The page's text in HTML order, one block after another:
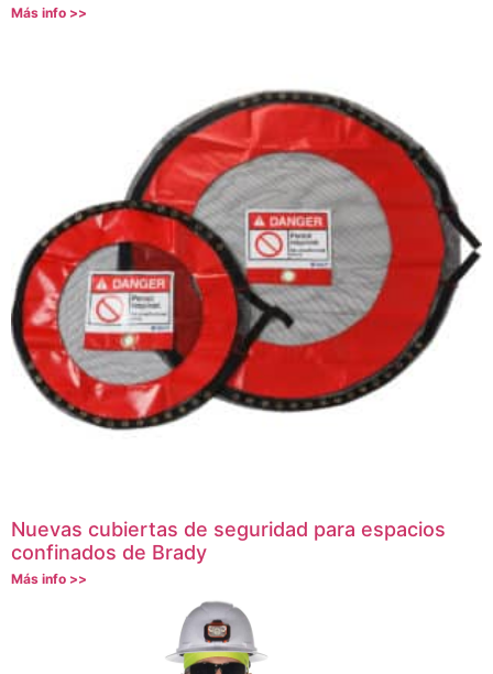
Más info >>
Nuevas cubiertas de seguridad para espacios
confinados de Brady
Más info >>